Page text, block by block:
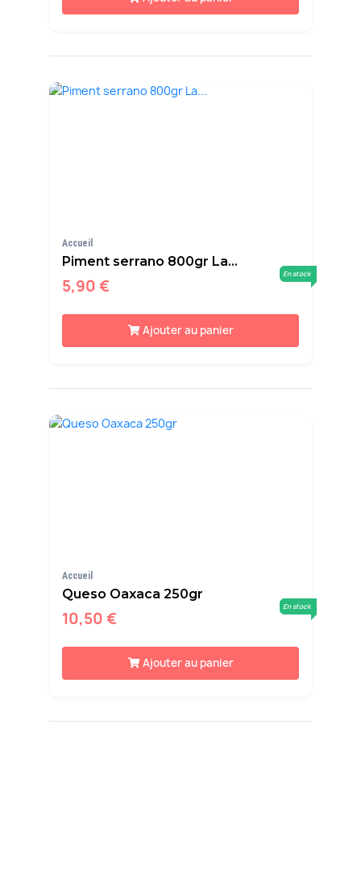
Accueil
Piment serrano 800gr La...
5,90 €
En stock
Ajouter au panier
Accueil
Queso Oaxaca 250gr
10,50 €
En stock
Ajouter au panier